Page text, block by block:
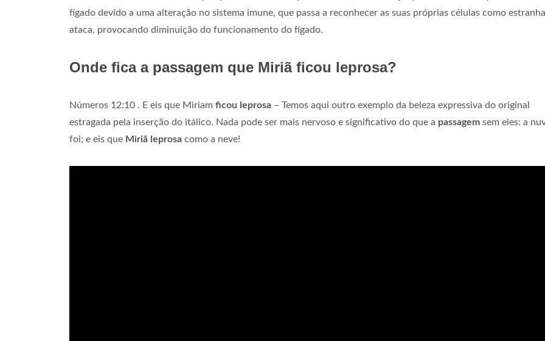
fígado devido a uma alteração no sistema imune, que passa a reconhecer as suas próprias células como
ataca, provocando diminuição do funcionamento do fígado.
Onde fica a passagem que Miriã ficou leprosa?
Números 12:10 . E eis que Miriam ficou leprosa – Temos aqui outro exemplo da beleza expressiva do original
estragada pela inserção do itálico. Nada pode ser mais nervoso e significativo do que a passagem sem eles: a
foi; e eis que Miriã leprosa como a neve!